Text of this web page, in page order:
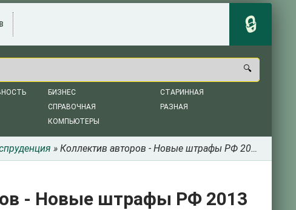
БИЗНЕС
СПРАВОЧНАЯ
КОМПЬЮТЕРЫ
СТАРИННАЯ
РАЗНАЯ
» Коллектив авторов - Новые штрафы РФ 2013
- Новые штрафы РФ 2013